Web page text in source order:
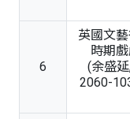
6
英國文
時期戲
(余盛延
2060-